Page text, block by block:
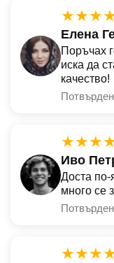
Елена
Поръчах
иска да
качество!
Иво
Доста по-
много се